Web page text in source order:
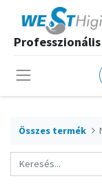
Összes termék